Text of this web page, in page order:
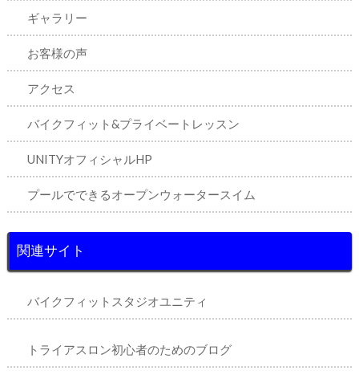
ギャラリー
お客様の声
アクセス
バイクフィット&プライベートレッスン
UNITYオフィシャルHP
プールでできるオープンウォータースイム
関連サイト
バイクフィットスタジオユニティ
トライアスロン初心者のためのブログ